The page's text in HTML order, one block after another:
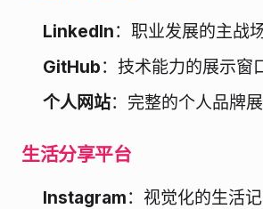
LinkedIn：职业发展的主战
GitHub：技术能力的展示窗
个人网站：完整的个人品牌
生活分享平台
Instagram：视觉化的生活